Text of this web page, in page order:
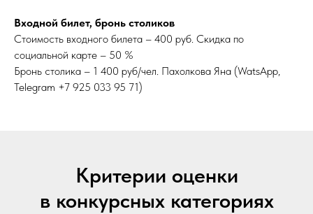
Входной билет, бронь столиков
Стоимость входного билета – 400 руб. Скидка по
социальной карте – 50 %
Бронь столика – 1 400 руб/чел. Пахолкова Яна (WatsApp,
Telegram +7 925 033 95 71)
Критерии оценки
в конкурсных категориях